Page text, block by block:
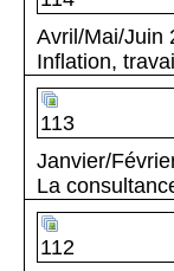
Avril/Mai/Juin
Inflation,
113
Janvier/
La
112